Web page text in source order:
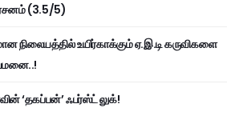
(3.5/5)
நிலையத்தில் உயிர்காக்கும் ஏ.இ.டி கருவிகளை
‘தகப்பன்’ ஃபர்ஸ்ட் லுக்!